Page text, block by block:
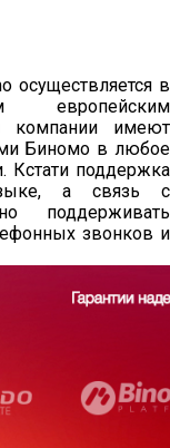
осуществляется в
европейским
компании имеют
Биномо в любое
Кстати поддержка
а связь с
поддерживать
звонков и